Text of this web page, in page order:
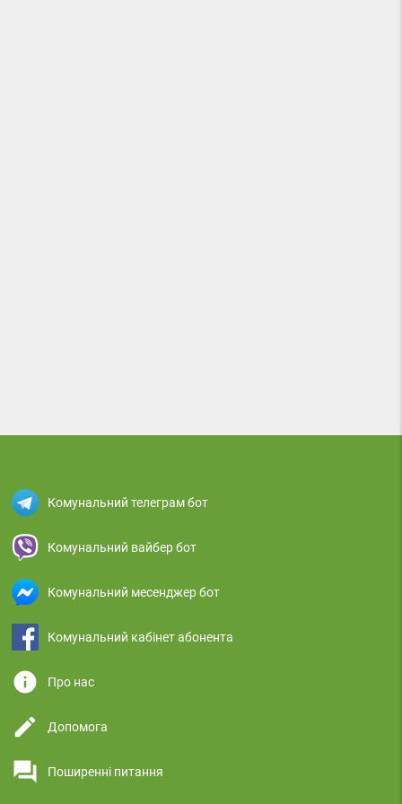
Комунальний телеграм бот
Комунальний вайбер бот
Комунальний месенджер бот
Комунальний кабінет абонента
info Про нас
edit Допомога
question_answer Поширенні питання